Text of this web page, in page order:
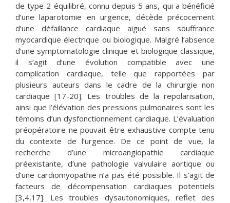
de type 2 équilibré, connu depuis 5 ans, qui a bénéficié
d’une laparotomie en urgence, décède précocement
d’une défaillance cardiaque aiguë sans souffrance
myocardique électrique ou biologique. Malgré l’absence
d’une symptomatologie clinique et biologique classique,
il s’agit d’une évolution compatible avec une
complication cardiaque, telle que rapportées par
plusieurs auteurs dans le cadre de la chirurgie non
cardiaque [17-20]. Les troubles de la repolarisation,
ainsi que l’élévation des pressions pulmonaires sont les
témoins d’un dysfonctionnement cardiaque. L’évaluation
préopératoire ne pouvait être exhaustive compte tenu
du contexte de l’urgence. De ce point de vue, la
recherche d’une microangiopathie cardiaque
préexistante, d’une pathologie valvulaire aortique ou
d’une cardiomyopathie n’a pas été possible. Il s’agit de
facteurs de décompensation cardiaques potentiels
[3,4,17]. Les troubles dysautonomiques, reflet des